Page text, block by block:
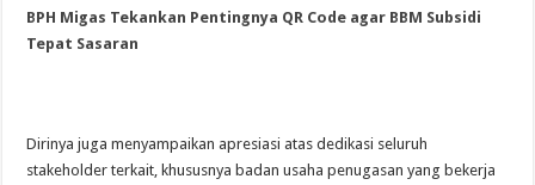
BPH Migas Tekankan Pentingnya QR Code agar BBM Subsidi
Tepat Sasaran
Dirinya juga menyampaikan apresiasi atas dedikasi seluruh
stakeholder terkait, khususnya badan usaha penugasan yang bekerja